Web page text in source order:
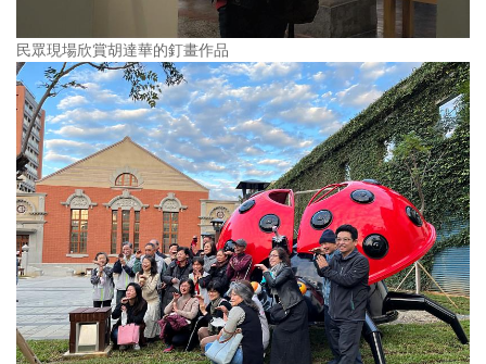
民眾現場欣賞胡達華的釘畫作品